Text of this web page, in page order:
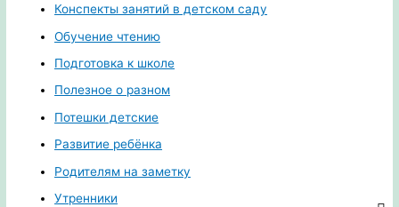
Конспекты занятий в детском саду
Обучение чтению
Подготовка к школе
Полезное о разном
Потешки детские
Развитие ребёнка
Родителям на заметку
Утренники